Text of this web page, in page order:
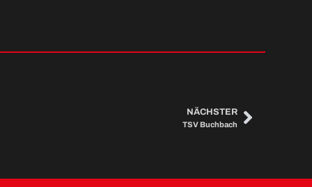
NÄCHSTER
TSV Buchbach